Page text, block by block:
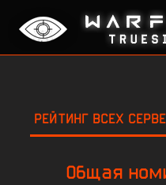
РЕЙТИНГ ВСЕХ
Общая